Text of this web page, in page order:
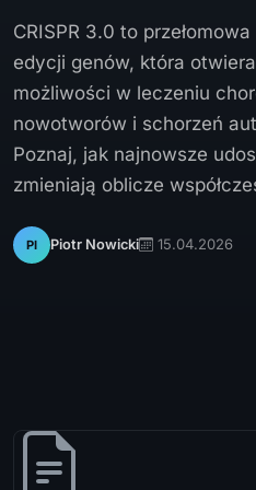
CRISPR 3.0 to
edycji genów, która
możliwości w leczeniu
nowotworów i schorzeń
Poznaj, jak najnowsze
zmieniają oblicze
PI Piotr Nowicki 15.04.2026